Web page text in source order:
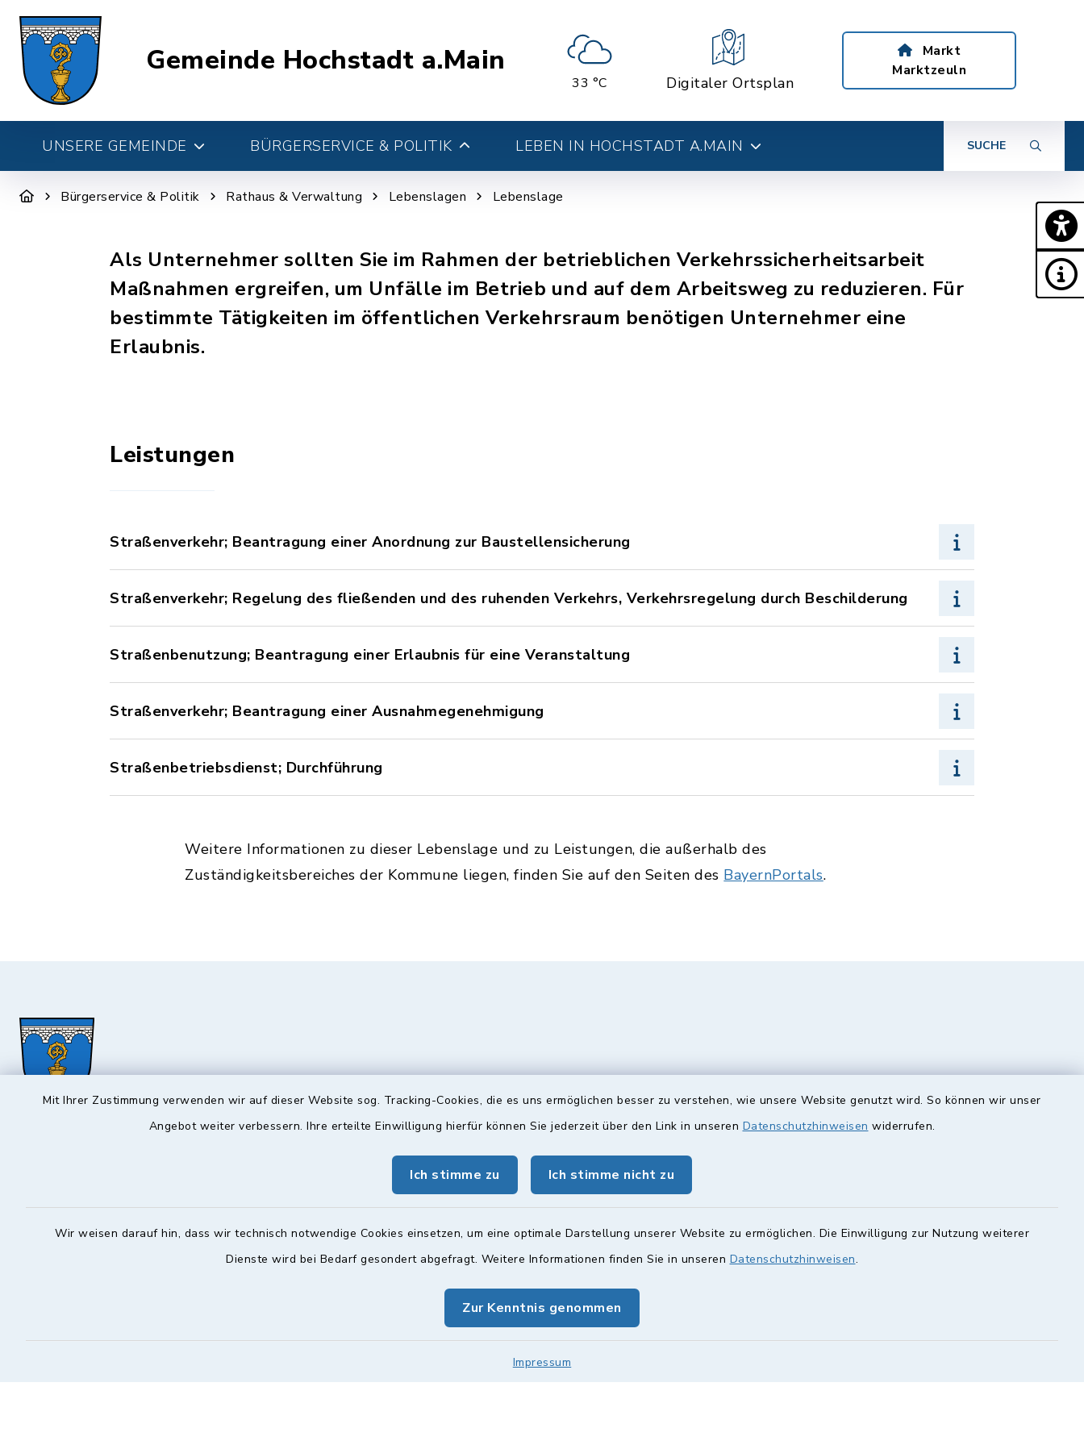
Mit Ihrer Zustimmung verwenden wir auf dieser Website sog. Tracking-Cookies, die es uns ermöglichen besser zu verstehen, wie unsere Website genutzt wird. So können wir unser
Angebot weiter verbessern. Ihre erteilte Einwilligung hierfür können Sie jederzeit über den Link in unseren Datenschutzhinweisen widerrufen.
Ich stimme zu Ich stimme nicht zu
Wir weisen darauf hin, dass wir technisch notwendige Cookies einsetzen, um eine optimale Darstellung unserer Website zu ermöglichen. Die Einwilligung zur Nutzung weiterer
Dienste wird bei Bedarf gesondert abgefragt. Weitere Informationen finden Sie in unseren Datenschutzhinweisen.
Zur Kenntnis genommen
Impressum
Gemeinde Hochstadt a.Main
33 °C Digitaler Ortsplan
Markt
Marktzeuln
UNSERE GEMEINDE BÜRGERSERVICE & POLITIK LEBEN IN HOCHSTADT A.MAIN SUCHE
Bürgerservice & Politik Rathaus & Verwaltung Lebenslagen Lebenslage
Als Unternehmer sollten Sie im Rahmen der betrieblichen Verkehrssicherheitsarbeit
Maßnahmen ergreifen, um Unfälle im Betrieb und auf dem Arbeitsweg zu reduzieren. Für
bestimmte Tätigkeiten im öffentlichen Verkehrsraum benötigen Unternehmer eine
Erlaubnis.
Leistungen
Straßenverkehr; Beantragung einer Anordnung zur Baustellensicherung
Straßenverkehr; Regelung des fließenden und des ruhenden Verkehrs, Verkehrsregelung durch Beschilderung
Straßenbenutzung; Beantragung einer Erlaubnis für eine Veranstaltung
Straßenverkehr; Beantragung einer Ausnahmegenehmigung
Straßenbetriebsdienst; Durchführung
Weitere Informationen zu dieser Lebenslage und zu Leistungen, die außerhalb des
Zuständigkeitsbereiches der Kommune liegen, finden Sie auf den Seiten des BayernPortals.
Hochstadt a.Main
96272 Hochstadt a.Main
09574 6236-42
Öffnungszeiten
Montag, Mittwoch und Freitag:
08:00-12:00 Uhr
Donnerstag zusätzlich:
14:30-18:00 Uhr
Bürgersprechstunde
Sprechstunde:
Diese findet nach Vereinbarung statt.
Weitere Informationen finden Sie hier.
Quicklinks
Veranstaltungskalender
geoPortal Lichtenfels